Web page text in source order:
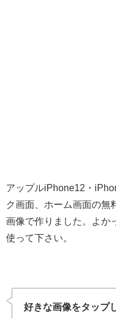
アップルiPhone12・
ク画面、ホーム画面の無
画像で作りました。よか
使って下さい。
好きな画像をタップ